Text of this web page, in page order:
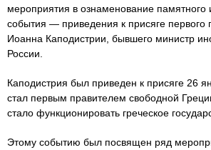
мероприятия в ознаменование памятного
события — приведения к присяге первого
Иоанна Каподистрии, бывшего министр
России.
Каподистрия был приведен к присяге 26
стал первым правителем свободной
стало функционировать греческое
Этому событию был посвящен ряд